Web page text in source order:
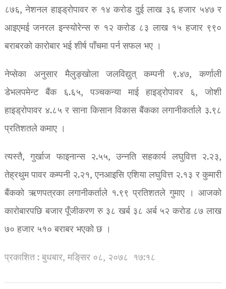
८७६, नेशनल हाइड्रोपावर रु १४ करोड दुई लाख ३६ हजार ५४७ र
आइएमई जनरल इन्स्योरेन्स रु १२ करोड ८३ लाख १५ हजार ९९०
बराबरको कारोबार भई शीर्ष पाँचमा पर्न सफल भए ।
नेप्सेका अनुसार मैलुङ्खोला जलविद्युत् कम्पनी ९.४७, कर्णाली
डेभलपमेन्ट बैंक ६.६५, पञ्चकन्या माई हाइड्रोपावर ६, जोशी
हाइड्रोपावर ४.८५ र साना किसान विकास बैंकका लगानीकर्ताले ३.९८
प्रतिशतले कमाए ।
त्यस्तै, गुर्खाज फाइनान्स २.५५, उन्नति सहकार्य लघुवित्त २.२३,
तेह्रथुम पावर कम्पनी २.२१, एनआइसि एशिया लघुवित्त २.१३ र कुमारी
बैंकको ऋणपत्रका लगानीकर्ताले १.९९ प्रतिशतले गुमाए । आजको
कारोबारपछि बजार पूँजीकरण रु ३८ खर्ब ३८ अर्ब ५२ करोड ८७ लाख
७० हजार ५१० बराबर भएको छ ।
प्रकाशित : बुधबार, मङि्सर ०८, २०७८ १७:१८